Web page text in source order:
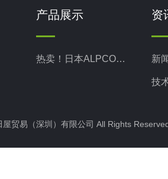
产品展示
热卖！日本ALPCO阿尔普
资
新
技
贸易（深圳）有限公司 All Rights